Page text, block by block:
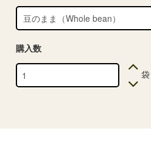
購入数
袋